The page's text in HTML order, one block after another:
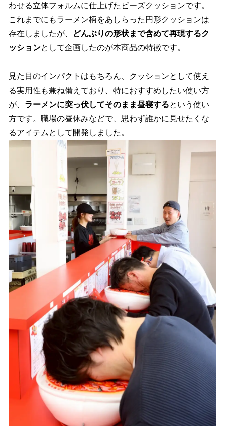
わせる立体フォルムに仕上げたビーズクッションです。
これまでにもラーメン柄をあしらった円形クッションは
存在しましたが、
どんぶりの形状まで含めて再現するク
ッションとして企画したのが本商品の特徴です。
見た目のインパクトはもちろん、クッションとして使え
る実用性も兼ね備えており、特におすすめしたい使い方
が、 ラーメンに突っ伏してそのまま昼寝するという使い
方です。職場の昼休みなどで、思わず誰かに見せたくな
るアイテムとして開発しました。